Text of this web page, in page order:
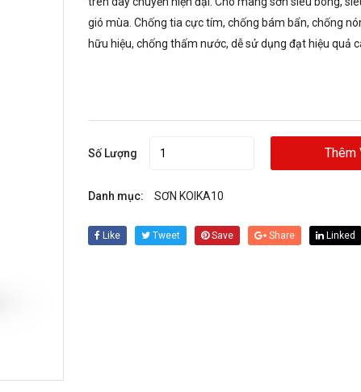
gió mùa. Chống tia cực tím, chống bám bẩn, chống
hữu hiệu, chống thấm nước, dễ sử dụng đạt hiệu quả
Số Lượng Thêm
Danh mục: SƠN KOIKA10
Like Tweet Save Share Linked